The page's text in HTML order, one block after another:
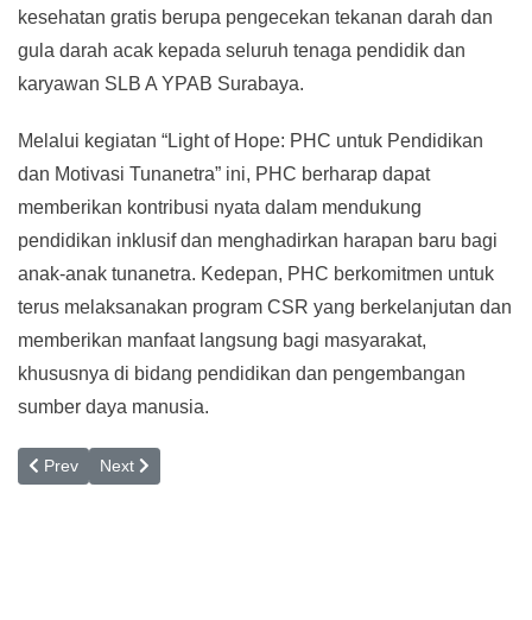
kesehatan gratis berupa pengecekan tekanan darah dan
gula darah acak kepada seluruh tenaga pendidik dan
karyawan SLB A YPAB Surabaya.
Melalui kegiatan “Light of Hope: PHC untuk Pendidikan
dan Motivasi Tunanetra” ini, PHC berharap dapat
memberikan kontribusi nyata dalam mendukung
pendidikan inklusif dan menghadirkan harapan baru bagi
anak-anak tunanetra. Kedepan, PHC berkomitmen untuk
terus melaksanakan program CSR yang berkelanjutan dan
memberikan manfaat langsung bagi masyarakat,
khususnya di bidang pendidikan dan pengembangan
sumber daya manusia.
Previous article: Hari Ibu : Menghargai Peran, Menjaga
Prev Next article: Perkuat Kolaborasi dan Mutu Layanan,
Next